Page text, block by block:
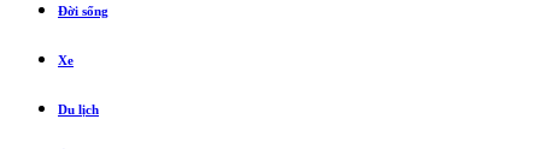
Đời sống
Xe
Du lịch